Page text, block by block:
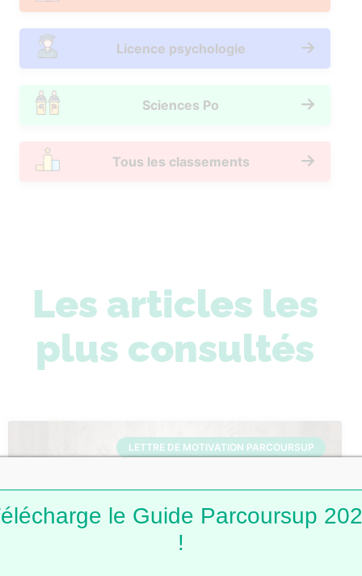
Licence psychologie
Sciences Po
Tous les classements
Les articles les
plus consultés
LETTRE DE MOTIVATION PARCOURSUP
le Guide Parcoursup
!